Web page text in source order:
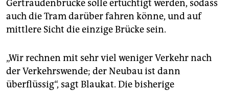
Gertraudenbrücke solle ertüchtigt werden, sodass
auch die Tram darüber fahren könne, und auf
mittlere Sicht die einzige Brücke sein.
„Wir rechnen mit sehr viel weniger Verkehr nach
der Verkehrswende; der Neubau ist dann
überflüssig“, sagt Blaukat. Die bisherige